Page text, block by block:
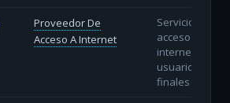
Proveedor De
Acceso A Internet
Servicio de
acceso a
internet a
usuarios
finales (ISP).